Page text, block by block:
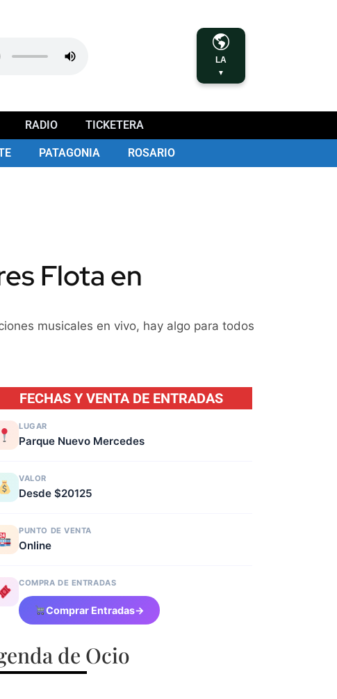
LA
▼
RADIO TICKETERA
PATAGONIA ROSARIO
Flota en
musicales en vivo, hay algo para todos
FECHAS Y VENTA DE ENTRADAS
LUGAR
Parque Nuevo Mercedes
VALOR
Desde $20125
PUNTO DE VENTA
Online
COMPRA DE ENTRADAS
Comprar Entradas→
de Ocio